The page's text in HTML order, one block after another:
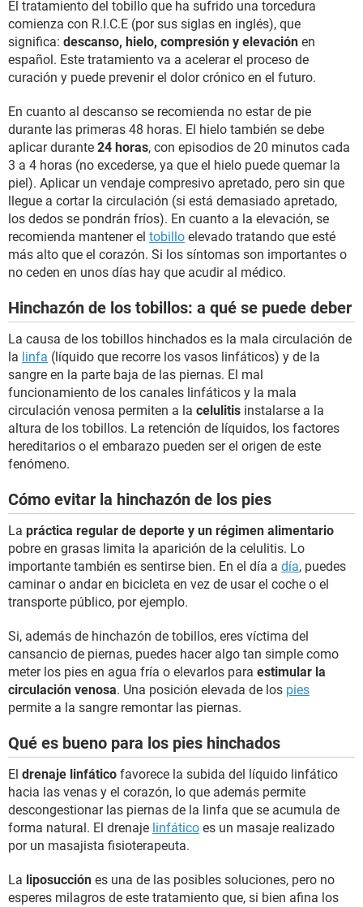
El tratamiento del tobillo que ha sufrido una torcedura
comienza con R.I.C.E (por sus siglas en inglés), que
significa: descanso, hielo, compresión y elevación en
español. Este tratamiento va a acelerar el proceso de
curación y puede prevenir el dolor crónico en el futuro.
En cuanto al descanso se recomienda no estar de pie
durante las primeras 48 horas. El hielo también se debe
aplicar durante 24 horas, con episodios de 20 minutos cada
3 a 4 horas (no excederse, ya que el hielo puede quemar la
piel). Aplicar un vendaje compresivo apretado, pero sin que
llegue a cortar la circulación (si está demasiado apretado,
los dedos se pondrán fríos). En cuanto a la elevación, se
recomienda mantener el tobillo elevado tratando que esté
más alto que el corazón. Si los síntomas son importantes o
no ceden en unos días hay que acudir al médico.
Hinchazón de los tobillos: a qué se puede deber
La causa de los tobillos hinchados es la mala circulación de
la linfa (líquido que recorre los vasos linfáticos) y de la
sangre en la parte baja de las piernas. El mal
funcionamiento de los canales linfáticos y la mala
circulación venosa permiten a la celulitis instalarse a la
altura de los tobillos. La retención de líquidos, los factores
hereditarios o el embarazo pueden ser el origen de este
fenómeno.
Cómo evitar la hinchazón de los pies
La práctica regular de deporte y un régimen alimentario
pobre en grasas limita la aparición de la celulitis. Lo
importante también es sentirse bien. En el día a día, puedes
caminar o andar en bicicleta en vez de usar el coche o el
transporte público, por ejemplo.
Si, además de hinchazón de tobillos, eres víctima del
cansancio de piernas, puedes hacer algo tan simple como
meter los pies en agua fría o elevarlos para estimular la
circulación venosa. Una posición elevada de los pies
permite a la sangre remontar las piernas.
Qué es bueno para los pies hinchados
El drenaje linfático favorece la subida del líquido linfático
hacia las venas y el corazón, lo que además permite
descongestionar las piernas de la linfa que se acumula de
forma natural. El drenaje linfático es un masaje realizado
por un masajista fisioterapeuta.
La liposucción es una de las posibles soluciones, pero no
esperes milagros de este tratamiento que, si bien afina los